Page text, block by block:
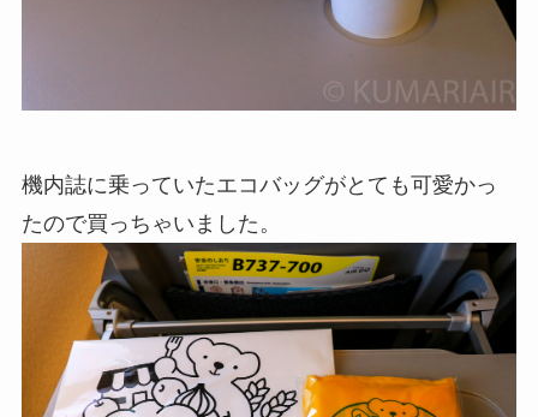
機内誌に乗っていたエコバッグがとても可愛かっ
たので買っちゃいました。